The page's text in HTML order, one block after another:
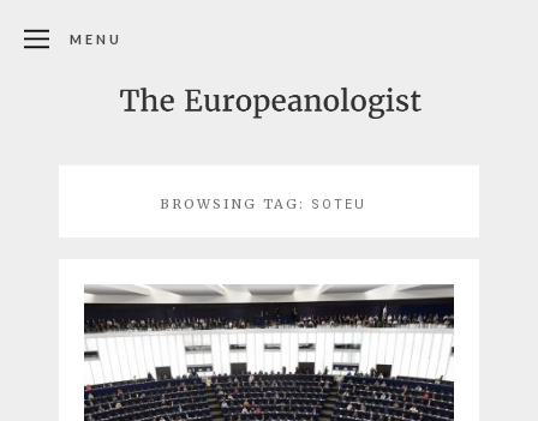
MENU
BROWSING TAG: SOTEU